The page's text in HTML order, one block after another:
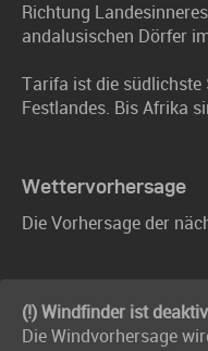
Richtung
andalusischen Dörfer
Tarifa ist die südlichste
Festlandes. Bis Afrika
Wettervorhersage
Die Vorhersage der
(!) Windfinder ist
Die Windvorhersage